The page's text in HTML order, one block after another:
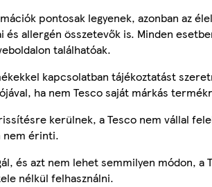
pontosak legyenek, azonban az
allergén összetevők is. Minden
találhatóak.
kapcsolatban tájékoztatást
ha nem Tesco saját márkás
kerülnek, a Tesco nem vállal
nem érinti.
és azt nem lehet semmilyen módon, a
nélkül felhasználni.